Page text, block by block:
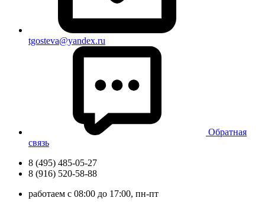
tgosteva@yandex.ru
Обратная
связь
8 (495) 485-05-27
8 (916) 520-58-88
работаем с 08:00 до 17:00, пн-пт